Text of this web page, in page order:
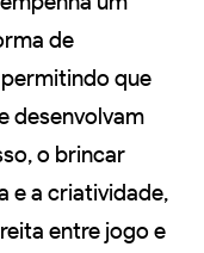
de
que
desenvolvam
o brincar
e a criatividade,
entre jogo e